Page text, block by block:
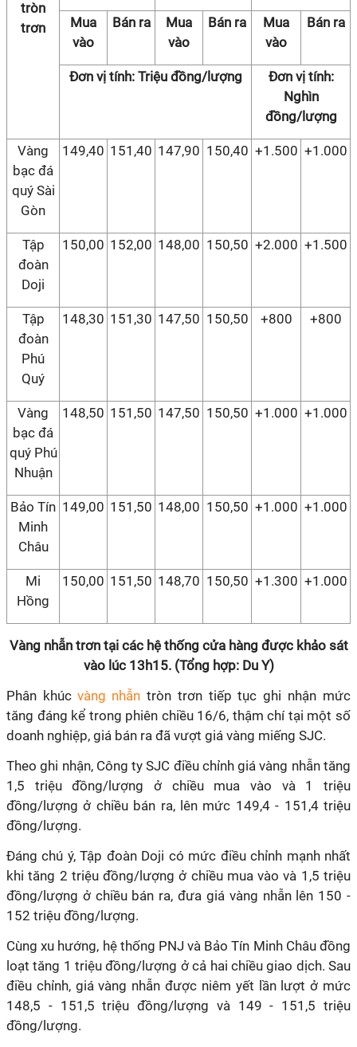
tròn
trơn
Mua
vào
Bán ra
Mua
vào
Bán ra
Mua
vào
Bán ra
Đơn vị tính: Triệu đồng/lượng
Đơn vị tính:
Nghìn
đồng/lượng
Vàng
bạc đá
quý Sài
Gòn
149,40 151,40 147,90 150,40 +1.500 +1.000
Tập
đoàn
Doji
150,00 152,00 148,00 150,50 +2.000 +1.500
Tập
đoàn
Phú
Quý
148,30 151,30 147,50 150,50 +800 +800
Vàng
bạc đá
quý Phú
Nhuận
148,50 151,50 147,50 150,50 +1.000 +1.000
Bảo Tín
Minh
Châu
149,00 151,50 148,00 150,50 +1.000 +1.000
Mi
Hồng
150,00 151,50 148,70 150,50 +1.300 +1.000
Vàng nhẫn trơn tại các hệ thống cửa hàng được khảo sát
vào lúc 13h15. (Tổng hợp: Du Y)
Phân khúc vàng nhẫn tròn trơn tiếp tục ghi nhận mức
tăng đáng kể trong phiên chiều 16/6, thậm chí tại một số
doanh nghiệp, giá bán ra đã vượt giá vàng miếng SJC.
Theo ghi nhận, Công ty SJC điều chỉnh giá vàng nhẫn tăng
1,5 triệu đồng/lượng ở chiều mua vào và 1 triệu
đồng/lượng ở chiều bán ra, lên mức 149,4 - 151,4 triệu
đồng/lượng.
Đáng chú ý, Tập đoàn Doji có mức điều chỉnh mạnh nhất
khi tăng 2 triệu đồng/lượng ở chiều mua vào và 1,5 triệu
đồng/lượng ở chiều bán ra, đưa giá vàng nhẫn lên 150 -
152 triệu đồng/lượng.
Cùng xu hướng, hệ thống PNJ và Bảo Tín Minh Châu đồng
loạt tăng 1 triệu đồng/lượng ở cả hai chiều giao dịch. Sau
điều chỉnh, giá vàng nhẫn được niêm yết lần lượt ở mức
148,5 - 151,5 triệu đồng/lượng và 149 - 151,5 triệu
đồng/lượng.